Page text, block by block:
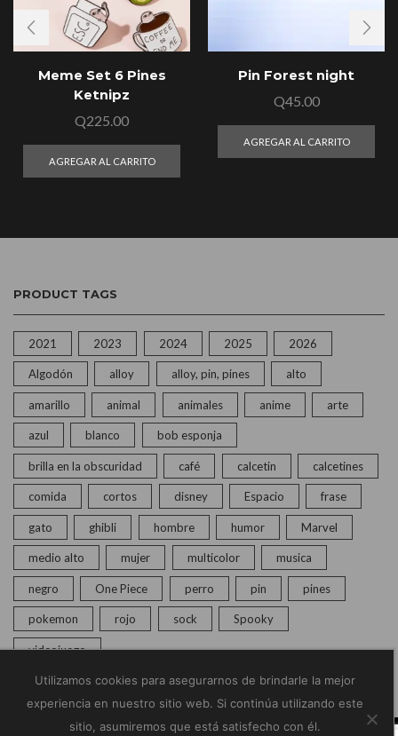
Meme Set 6 Pines
Ketnipz
Q225.00
AGREGAR AL CARRITO
Pin Forest night
Q45.00
AGREGAR AL CARRITO
PRODUCT TAGS
2021 2023 2024 2025 2026
Algodón alloy alloy, pin, pines alto
amarillo animal animales anime arte
azul blanco bob esponja
brilla en la obscuridad café calcetin calcetines
comida cortos disney Espacio frase
gato ghibli hombre humor Marvel
medio alto mujer multicolor musica
negro One Piece perro pin pines
pokemon rojo sock Spooky
videojuego
Utilizamos cookies para asegurarnos de brindarle la mejor
experiencia en nuestro sitio web. Si continúa utilizando este
sitio, asumiremos que está satisfecho con él.